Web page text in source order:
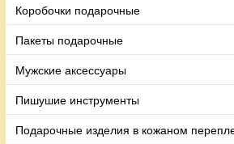
Коробочки подарочные
Пакеты подарочные
Мужские аксессуары
Пишушие инструменты
Подарочные изделия в кожаном